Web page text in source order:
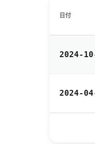
日付
2024-
2024-